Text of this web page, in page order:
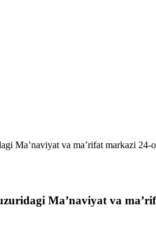
Ma’naviyat va ma’rifat markazi
Ma’naviyat va